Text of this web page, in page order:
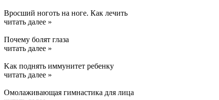
Вросший ноготь на ноге. Как лечить
читать далее »
Почему болят глаза
читать далее »
Kак поднять иммунитет ребенку
читать далее »
Омолаживающая гимнастика для лица